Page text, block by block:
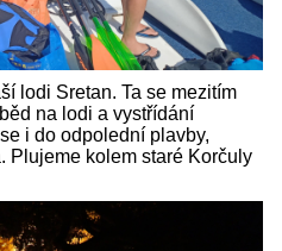
lodi Sretan. Ta se mezitím
na lodi a vystřídání
i do odpolední plavby,
Plujeme kolem staré Korčuly